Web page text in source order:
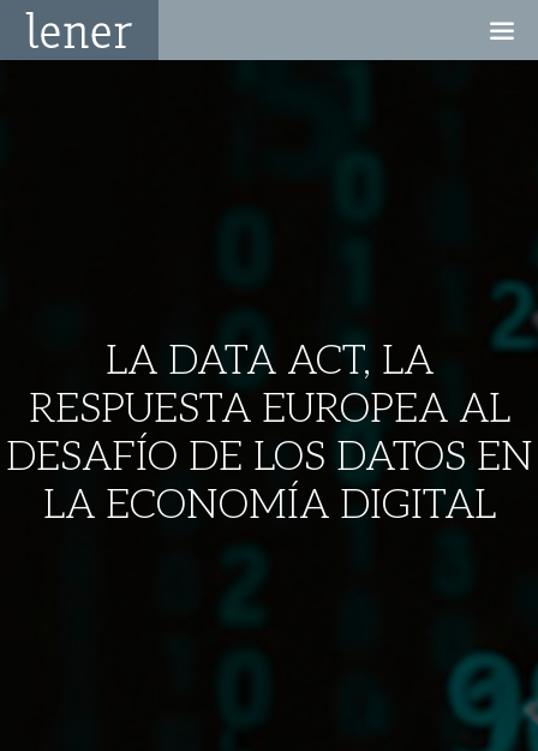
LA DATA ACT, LA
RESPUESTA EUROPEA AL
DESAFÍO DE LOS DATOS EN
LA ECONOMÍA DIGITAL